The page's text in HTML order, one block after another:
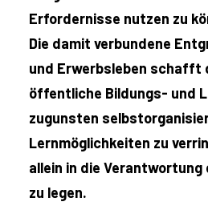
Erfordernisse nutzen zu
Die damit verbundene
und Erwerbsleben schafft
öffentliche Bildungs- und
zugunsten
Lernmöglichkeiten zu
allein in die Verantwortung
zu legen.